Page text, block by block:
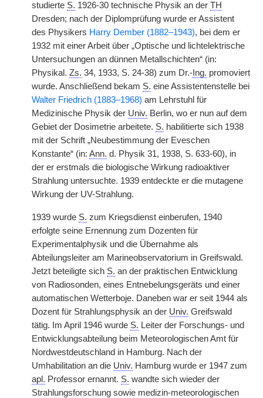
studierte S. 1926-30 technische Physik an der TH
Dresden; nach der Diplomprüfung wurde er Assistent
des Physikers Harry Dember (1882–1943), bei dem er
1932 mit einer Arbeit über „Optische und lichtelektrische
Untersuchungen an dünnen Metallschichten“ (in:
Physikal. Zs. 34, 1933, S. 24-38) zum Dr.- Ing. promoviert
wurde. Anschließend bekam S. eine Assistentenstelle bei
Walter Friedrich (1883–1968) am Lehrstuhl für
Medizinische Physik der Univ. Berlin, wo er nun auf dem
Gebiet der Dosimetrie arbeitete. S. habilitierte sich 1938
mit der Schrift „Neubestimmung der Eveschen
Konstante“ (in: Ann. d. Physik 31, 1938, S. 633-60), in
der er erstmals die biologische Wirkung radioaktiver
Strahlung untersuchte. 1939 entdeckte er die mutagene
Wirkung der UV-Strahlung.
1939 wurde S. zum Kriegsdienst einberufen, 1940
erfolgte seine Ernennung zum Dozenten für
Experimentalphysik und die Übernahme als
Abteilungsleiter am Marineobservatorium in Greifswald.
Jetzt beteiligte sich S. an der praktischen Entwicklung
von Radiosonden, eines Entnebelungsgeräts und einer
automatischen Wetterboje. Daneben war er seit 1944 als
Dozent für Strahlungsphysik an der Univ. Greifswald
tätig. Im April 1946 wurde S. Leiter der Forschungs- und
Entwicklungsabteilung beim Meteorologischen Amt für
Nordwestdeutschland in Hamburg. Nach der
Umhabilitation an die Univ. Hamburg wurde er 1947 zum
apl. Professor ernannt. S. wandte sich wieder der
Strahlungsforschung sowie medizin-meteorologischen